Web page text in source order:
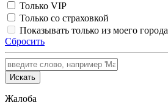
Только VIP
Только со страховкой
Показывать только из моего города
Сбросить
Искать
Жалоба